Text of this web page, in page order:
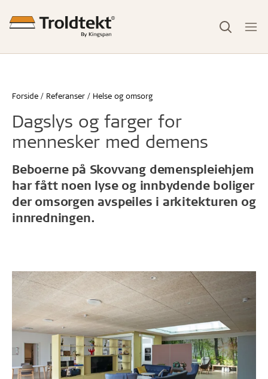
Forside Referanser Helse og omsorg
Dagslys og farger for
mennesker med demens
Beboerne på Skovvang demenspleiehjem
har fått noen lyse og innbydende boliger
der omsorgen avspeiles i arkitekturen og
innredningen.